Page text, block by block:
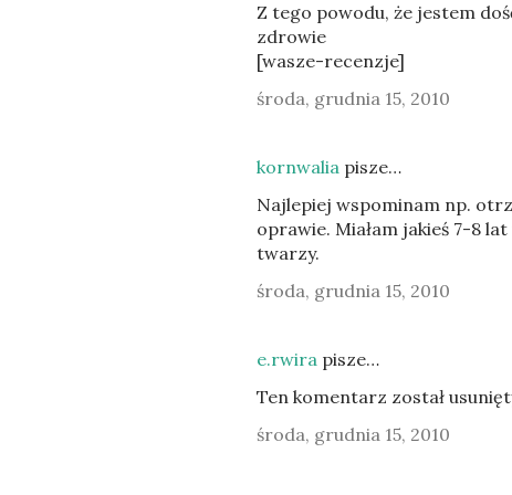
Z tego powodu, że jestem
zdrowie
[wasze-recenzje]
środa, grudnia 15, 2010
kornwalia pisze…
Najlepiej wspominam np.
oprawie. Miałam jakieś 7-8
twarzy.
środa, grudnia 15, 2010
e.rwira pisze…
Ten komentarz został
środa, grudnia 15, 2010